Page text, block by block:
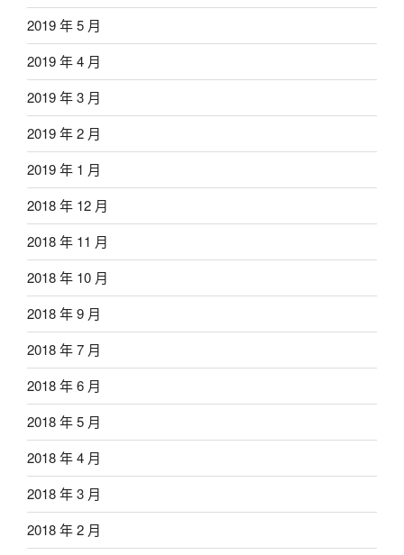
2019 年 5 月
2019 年 4 月
2019 年 3 月
2019 年 2 月
2019 年 1 月
2018 年 12 月
2018 年 11 月
2018 年 10 月
2018 年 9 月
2018 年 7 月
2018 年 6 月
2018 年 5 月
2018 年 4 月
2018 年 3 月
2018 年 2 月